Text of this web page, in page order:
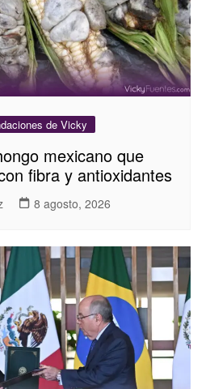
de Vicky
mexicano que
fibra y antioxidantes
8 agosto, 2026